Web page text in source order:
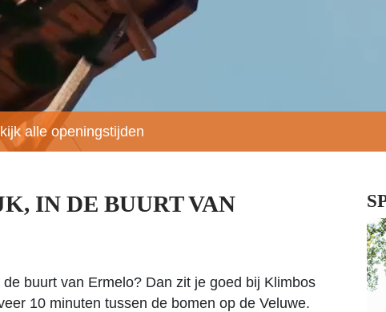
alle openingstijden
IN DE BUURT VAN
buurt van Ermelo? Dan zit je goed bij Klimbos
10 minuten tussen de bomen op de Veluwe.